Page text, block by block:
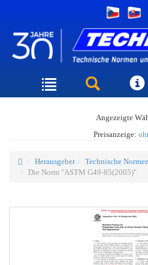
Angezeigte
Preisanzeige:
Herausgeber
Technische
Die Norm "ASTM G49-85(2005)"